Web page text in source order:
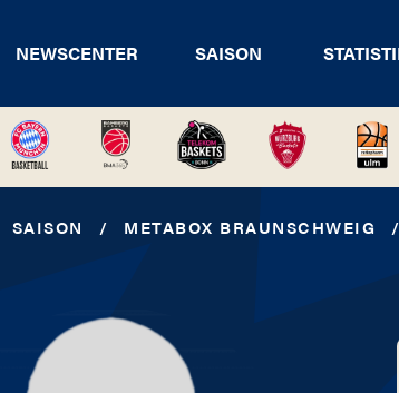
NEWSCENTER SAISON
SAISON / METABOX BRAUNSCHWEIG /